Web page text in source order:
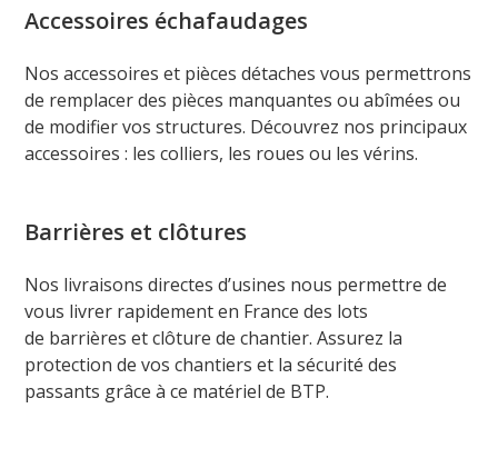
Accessoires échafaudages
Nos accessoires et pièces détaches vous permettrons
de remplacer des pièces manquantes ou abîmées ou
de modifier vos structures. Découvrez nos principaux
accessoires : les colliers, les roues ou les vérins.
Barrières et clôtures
Nos livraisons directes d’usines nous permettre de
vous livrer rapidement en France des lots
de barrières et clôture de chantier. Assurez la
protection de vos chantiers et la sécurité des
passants grâce à ce matériel de BTP.